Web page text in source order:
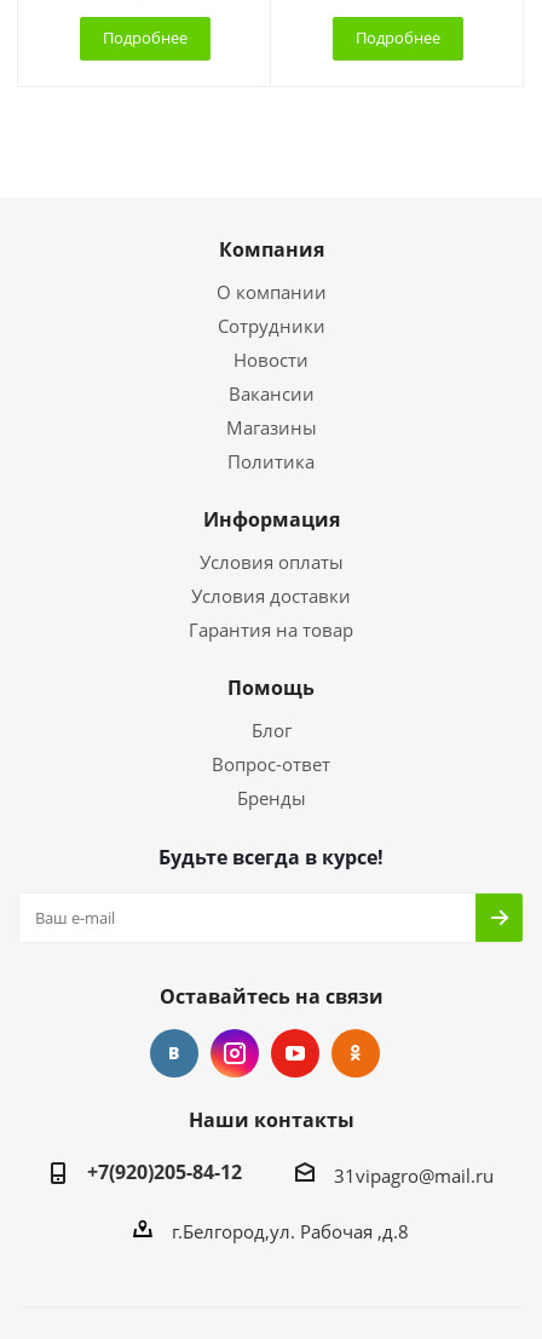
Подробнее Подробнее
Компания
О компании
Сотрудники
Новости
Вакансии
Магазины
Политика
Информация
Условия оплаты
Условия доставки
Гарантия на товар
Помощь
Блог
Вопрос-ответ
Бренды
Будьте всегда в курсе!
Оставайтесь на связи
Наши контакты
+7(920)205-84-12
31vipagro@mail.ru
г.Белгород,ул. Рабочая ,д.8